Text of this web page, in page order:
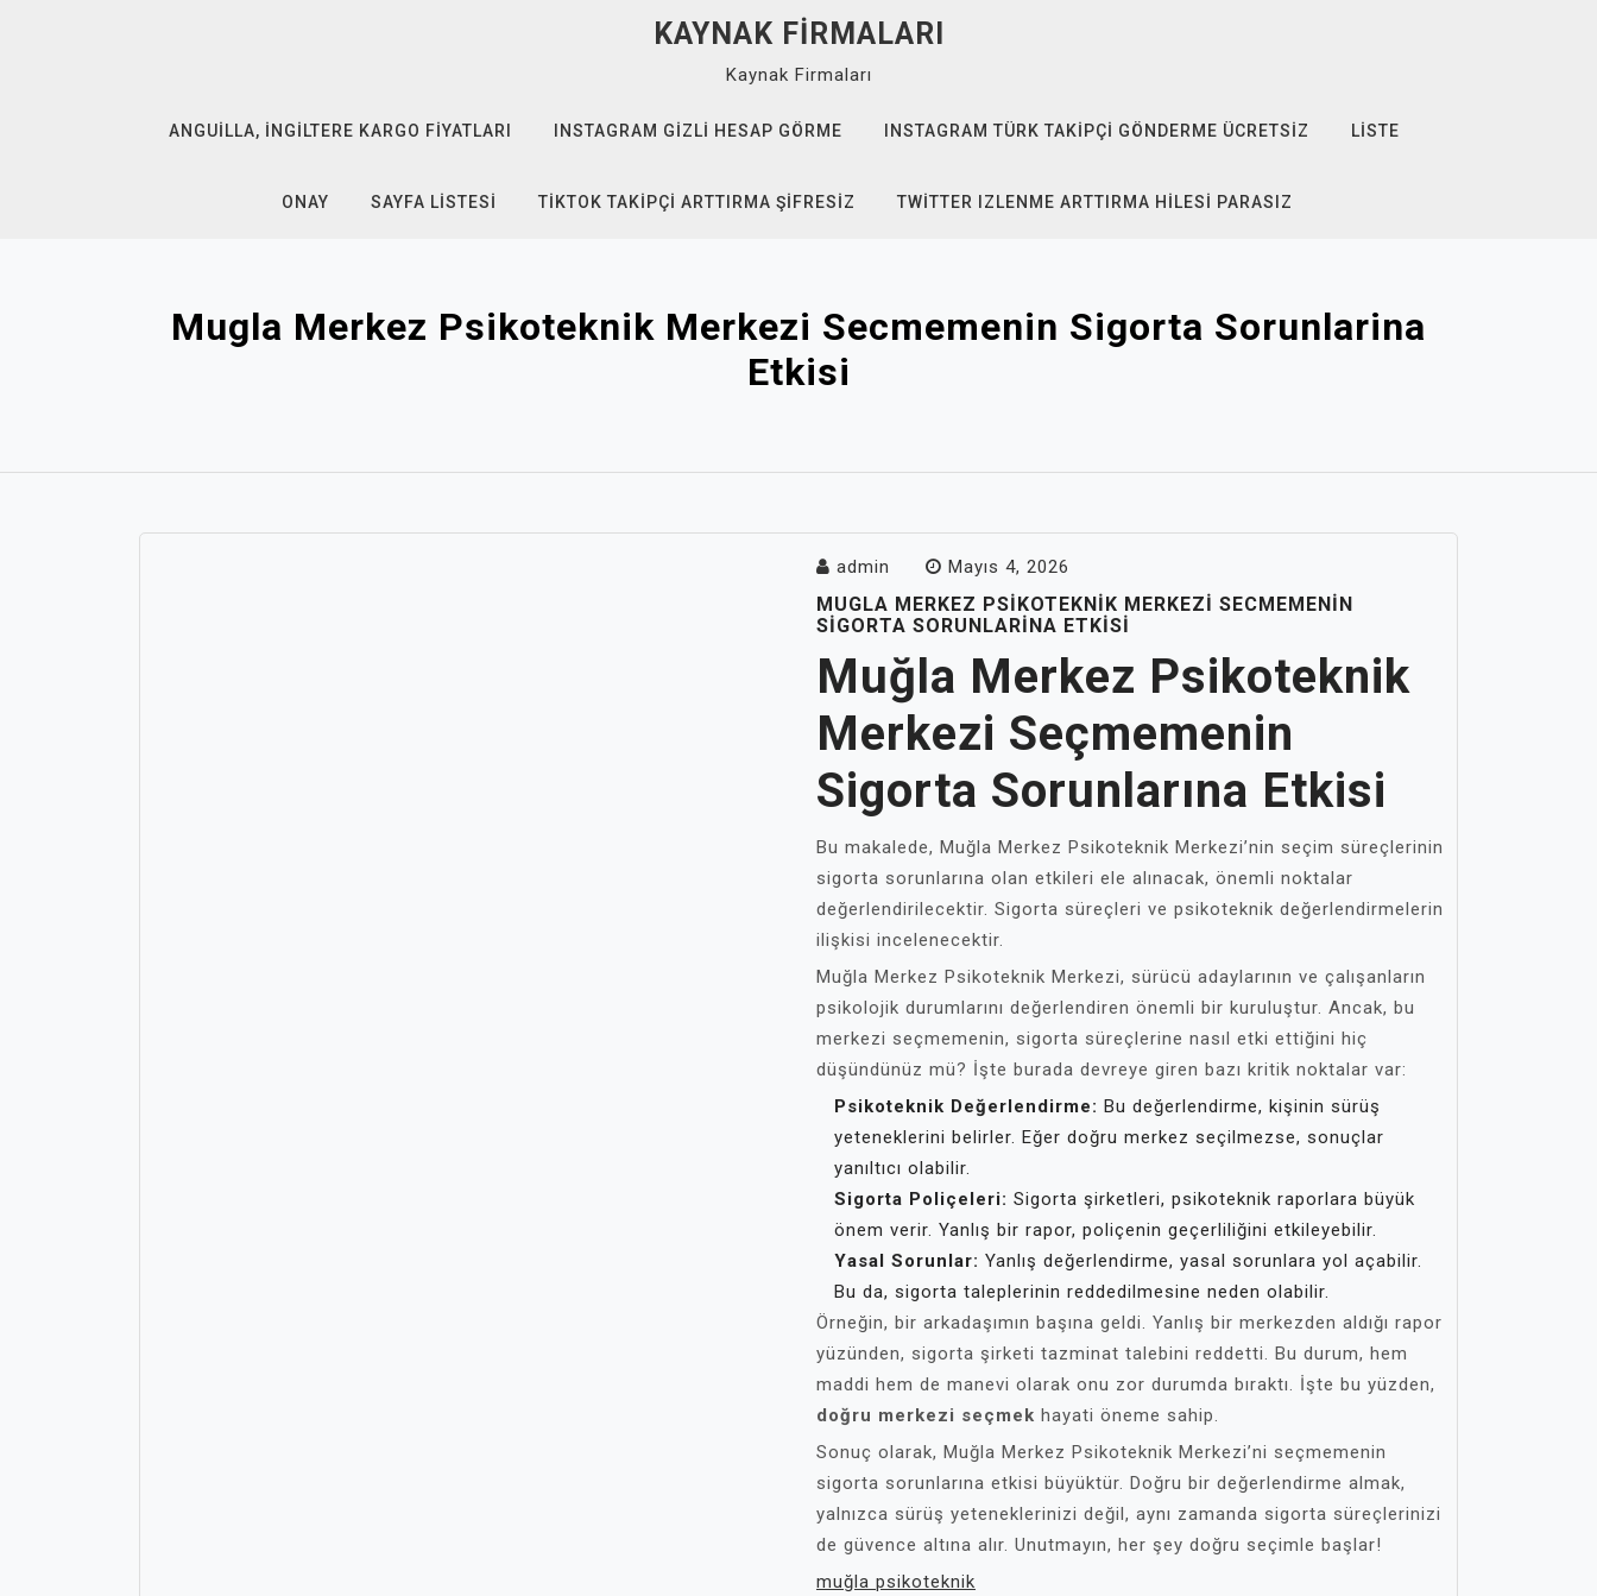
KAYNAK FIRMALARI
Kaynak Firmaları
ANGUILLA, İNGILTERE KARGO FIYATLARI INSTAGRAM GIZLI HESAP GÖRME INSTAGRAM TÜRK TAKIPÇI GÖNDERME ÜCRETSIZ LISTE
ONAY SAYFA LISTESI TIKTOK TAKIPÇI ARTTIRMA ŞIFRESIZ TWITTER IZLENME ARTTIRMA HILESI PARASIZ
Mugla Merkez Psikoteknik Merkezi Secmemenin Sigorta Sorunlarina
Etkisi
admin Mayıs 4, 2026
MUGLA MERKEZ PSIKOTEKNIK MERKEZI SECMEMENIN
SIGORTA SORUNLARINA ETKISI
Muğla Merkez Psikoteknik
Merkezi Seçmemenin
Sigorta Sorunlarına Etkisi
Bu makalede, Muğla Merkez Psikoteknik Merkezi’nin seçim süreçlerinin
sigorta sorunlarına olan etkileri ele alınacak, önemli noktalar
değerlendirilecektir. Sigorta süreçleri ve psikoteknik değerlendirmelerin
ilişkisi incelenecektir.
Muğla Merkez Psikoteknik Merkezi, sürücü adaylarının ve çalışanların
psikolojik durumlarını değerlendiren önemli bir kuruluştur. Ancak, bu
merkezi seçmemenin, sigorta süreçlerine nasıl etki ettiğini hiç
düşündünüz mü? İşte burada devreye giren bazı kritik noktalar var:
Psikoteknik Değerlendirme: Bu değerlendirme, kişinin sürüş
yeteneklerini belirler. Eğer doğru merkez seçilmezse, sonuçlar
yanıltıcı olabilir.
Sigorta Poliçeleri: Sigorta şirketleri, psikoteknik raporlara büyük
önem verir. Yanlış bir rapor, poliçenin geçerliliğini etkileyebilir.
Yasal Sorunlar: Yanlış değerlendirme, yasal sorunlara yol açabilir.
Bu da, sigorta taleplerinin reddedilmesine neden olabilir.
Örneğin, bir arkadaşımın başına geldi. Yanlış bir merkezden aldığı rapor
yüzünden, sigorta şirketi tazminat talebini reddetti. Bu durum, hem
maddi hem de manevi olarak onu zor durumda bıraktı. İşte bu yüzden,
doğru merkezi seçmek hayati öneme sahip.
Sonuç olarak, Muğla Merkez Psikoteknik Merkezi’ni seçmemenin
sigorta sorunlarına etkisi büyüktür. Doğru bir değerlendirme almak,
yalnızca sürüş yeteneklerinizi değil, aynı zamanda sigorta süreçlerinizi
de güvence altına alır. Unutmayın, her şey doğru seçimle başlar!
muğla psikoteknik